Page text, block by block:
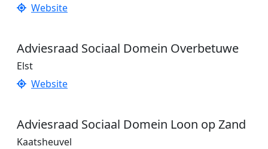
Website
Adviesraad Sociaal Domein Overbetuwe
Elst
Website
Adviesraad Sociaal Domein Loon op Zand
Kaatsheuvel